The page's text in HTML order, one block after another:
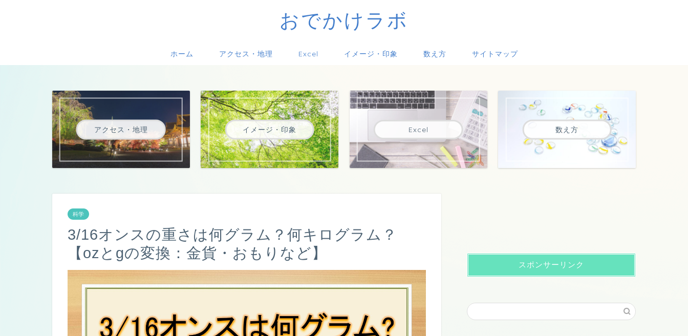
おでかけラボ
ホーム アクセス・地理 Excel イメージ・印象 数え方 サイトマップ
アクセス・地理 イメージ・印象 Excel 数え方
科学
3/16オンスの重さは何グラム？何キログラム？
【ozとgの変換：金貨・おもりなど】
スポンサーリンク